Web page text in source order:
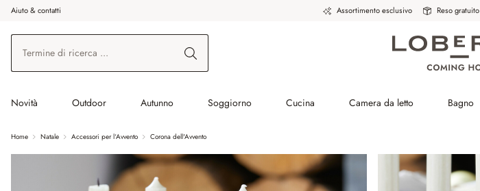
al contenuto principale
Vai alla ricerca
Vai alla navigazione principale
Aiuto & contatti Assortimento esclusivo Reso gratuito
Novità Outdoor Autunno Soggiorno Cucina Camera da letto Bagno
Home Natale Accessori per l‘Avvento Corona dell'Avvento